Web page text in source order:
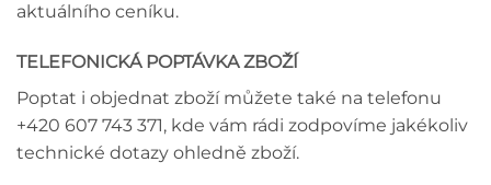
aktuálního ceníku.
TELEFONICKÁ POPTÁVKA ZBOŽÍ
Poptat i objednat zboží můžete také na telefonu
+420 607 743 371, kde vám rádi zodpovíme jakékoliv
technické dotazy ohledně zboží.